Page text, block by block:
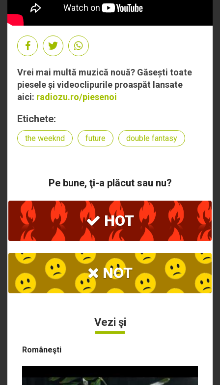
Vrei mai multă muzică nouă? Găsești toate
piesele și videoclipurile proaspăt lansate
aici: radiozu.ro/piesenoi
Etichete:
the weeknd future double fantasy
Pe bune, ţi-a plăcut sau nu?
HOT
NOT
Vezi şi
Româneşti